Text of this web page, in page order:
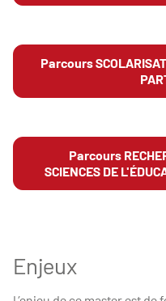
Parcours
Parcours
SCIENCES DE
Enjeux